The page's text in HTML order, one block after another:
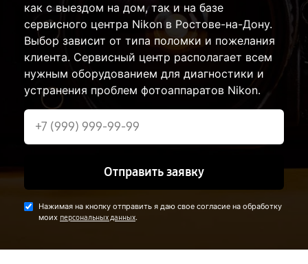
как с выездом на дом, так и на базе
сервисного центра Nikon в Ростове-на-Дону.
Выбор зависит от типа поломки и пожелания
клиента. Сервисный центр располагает всем
нужным оборудованием для диагностики и
устранения проблем фотоаппаратов Nikon.
Отправить заявку
Нажимая на кнопку отправить я даю свое согласие на обработку
моих персональных данных.